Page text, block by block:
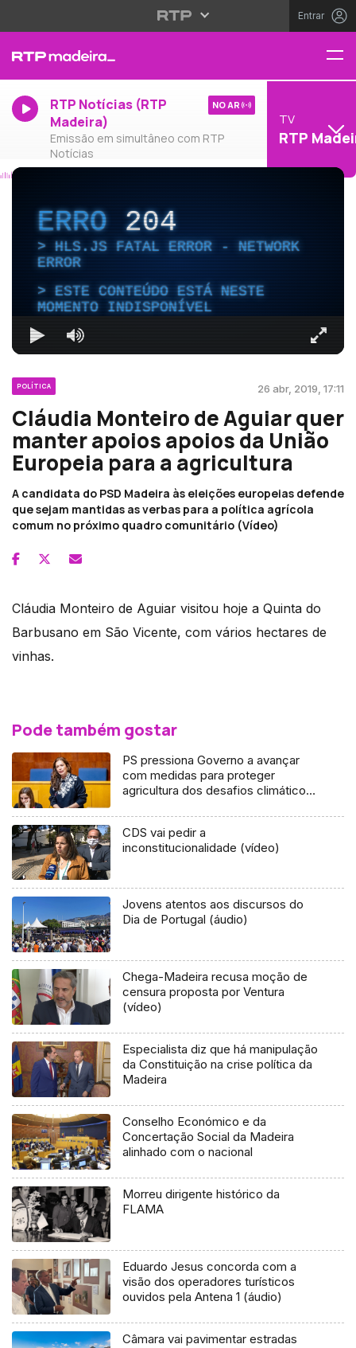
Entrar
RTP Notícias (RTP
Madeira)
Emissão em simultâneo com RTP
Notícias
NO AR
TV
RTP
ERRO204
HLS.JS FATAL ERROR - NETWORK
ERROR
ESTE CONTEÚDO ESTÁ NESTE
MOMENTO INDISPONÍVEL
POLÍTICA 26 abr, 2019, 17:11
Cláudia Monteiro de Aguiar quer
manter apoios apoios da União
Europeia para a agricultura
A candidata do PSD Madeira às eleições europeias defende
que sejam mantidas as verbas para a política agrícola
comum no próximo quadro comunitário (Vídeo)
Cláudia Monteiro de Aguiar visitou hoje a Quinta do
Barbusano em São Vicente, com vários hectares de
vinhas.
Pode também gostar
PS pressiona Governo a avançar
com medidas para proteger
agricultura dos desafios climáticos
CDS vai pedir a
inconstitucionalidade (vídeo)
Jovens atentos aos discursos do
Dia de Portugal (áudio)
Chega-Madeira recusa moção de
censura proposta por Ventura
(vídeo)
Especialista diz que há manipulação
da Constituição na crise política da
Madeira
Conselho Económico e da
Concertação Social da Madeira
alinhado com o nacional
Morreu dirigente histórico da
FLAMA
Eduardo Jesus concorda com a
visão dos operadores turísticos
ouvidos pela Antena 1 (áudio)
Câmara vai pavimentar estradas